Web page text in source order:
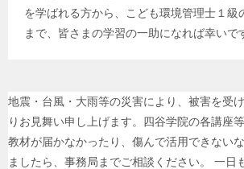
を学ばれる方から、こども環境管理士１級
まで、皆さまの学習の一助になれば幸いで
地震・台風・大雨等の災害により、被害を受
りお見舞い申し上げます。四谷学院の各講座
教材が届かなかったり、傷んで活用できない
ましたら、事務局までご相談ください。 一日